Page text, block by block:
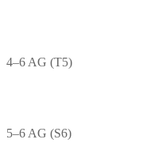
4–6 AG (T5)
5–6 AG (S6)